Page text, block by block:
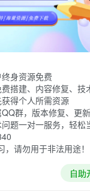
弟子，历尽艰辛修
界的强者，镇压魔
，拥有堪比3D的技
等等一系列精彩刺
话仙侠之旅，带你
一键开区端，带虚
特效。工具直接无
身资源免费
搭建、内容修复、技
得个人所需资源
群，版本修复、更
题一对一服务，轻松
请勿用于非法用途！
自助